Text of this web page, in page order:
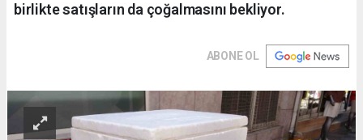
birlikte satışların da çoğalmasını bekliyor.
ABONE OL